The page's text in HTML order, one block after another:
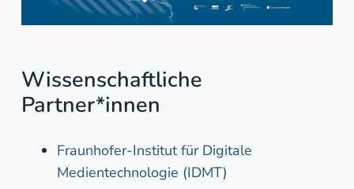
Wissenschaftliche
Partner*innen
Fraunhofer-Institut für Digitale
Medientechnologie (IDMT)